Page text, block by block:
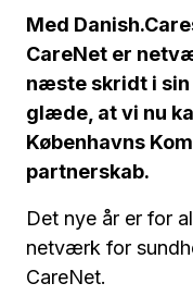
Med
CareNet er
næste skridt i sin
glæde, at vi nu
Københavns
partnerskab.
Det nye år er for
netværk for
CareNet.